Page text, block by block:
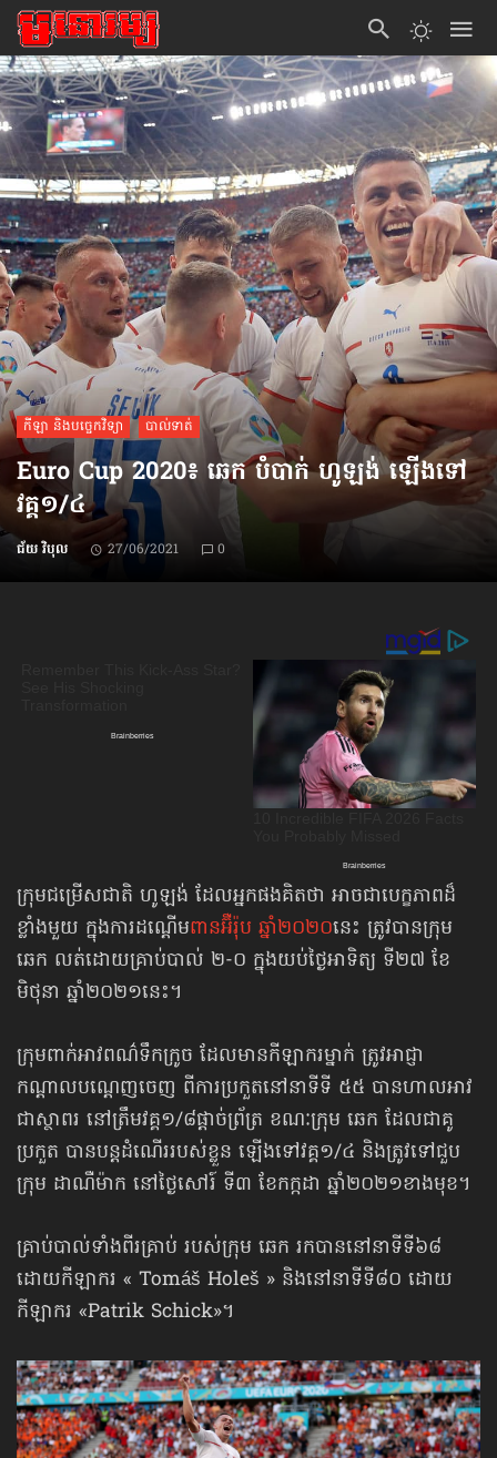
កីឡា និងបច្ចេកវិទ្យា បាល់ទាត់
Euro Cup 2020៖ ឆេក បំបាក់ ហូឡង់ ឡើងទៅ​
វគ្គ១/៤
ជ័យ វិបុល 27/06/2021 0
ក្រុមជម្រើសជាតិ ហូឡង់ ដែលអ្នកផងគិតថា អាចជាបេក្ខភាពដ៏
ខ្លាំងមួយ ក្នុងការដណ្ដើមពានអ៊ឺរ៉ុប ឆ្នាំ២០២០នេះ ត្រូវបានក្រុម
ឆេក លត់ដោយគ្រាប់បាល់ ២-០ ក្នុងយប់ថ្ងៃអាទិត្យ ទី២៧ ខែ
មិថុនា ឆ្នាំ២០២១នេះ។
ក្រុមពាក់អាវពណ៌ទឹកក្រូច ដែលមានកីឡាករម្នាក់ ត្រូវអាជ្ញា
កណ្ដាលបណ្ដេញចេញ ពីការប្រកួតនៅនាទីទី ៥៥ បាន​ហាលអាវ​
ជាស្ថាពរ នៅត្រឹមវគ្គ១/៨ផ្ដាច់ព្រ័ត្រ ខណៈក្រុម ឆេក ដែលជាគូ
ប្រកួត បានបន្តដំណើររបស់ខ្លួន ឡើងទៅវគ្គ១/៤ និងត្រូវទៅជួប
ក្រុម ដាណឺម៉ាក នៅថ្ងៃសៅរ៍ ទី៣ ខែកក្កដា ឆ្នាំ២០២១ខាងមុខ។
គ្រាប់បាល់ទាំងពីរគ្រាប់ របស់ក្រុម ឆេក រកបាននៅនាទីទី៦៨
ដោយកីឡាករ « Tomáš Holeš » និងនៅនាទីទី៨០ ដោយ​
កីឡាករ «Patrik Schick»។